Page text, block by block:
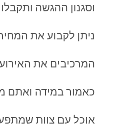
וסגנון ההגשה
ניתן לקבוע את
המרכיבים את
כאמור במידה ואתם
אוכל עם צוות